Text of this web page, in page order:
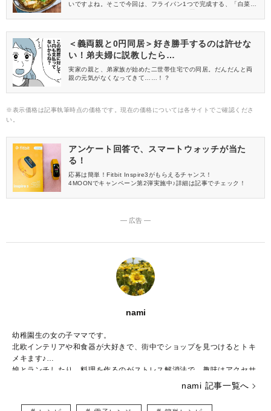
いですよね。そこで今回は、フライパン1つで完成する、「白菜」
い日にぜひ役立ててくださいね。
＜義両親と0円同居＞好き勝手するのは許せな
い！弟夫婦に説教したら…
実家の親と、弟家族が始めた二世帯住宅での同居。だんだんと両
親の元気がなくなってきて……！？
※表示価格は記事執筆時点の価格です。現在の価格については各サイトでご確認くださ
い。
アンケート回答で、スマートウォッチが当た
る！
応募は簡単！Fitbit Inspire3がもらえるチャンス！
4MOONでキャンペーン第2弾実施中♪詳細は記事でチェック！
― 広告 ―
nami
幼稚園生の女の子ママです。
北欧インテリアや和食器が大好きで、街中でショップを見つけるとトキ
メキます♪
娘とランチしたり、料理を作るのがストレス解消法で、趣味はアクセサ
子ども用やペット用のアクセサリーを販売しつつ、いつかは大型犬と一
緒に暮らしたいなぁと夢見ています。
nami 記事一覧へ